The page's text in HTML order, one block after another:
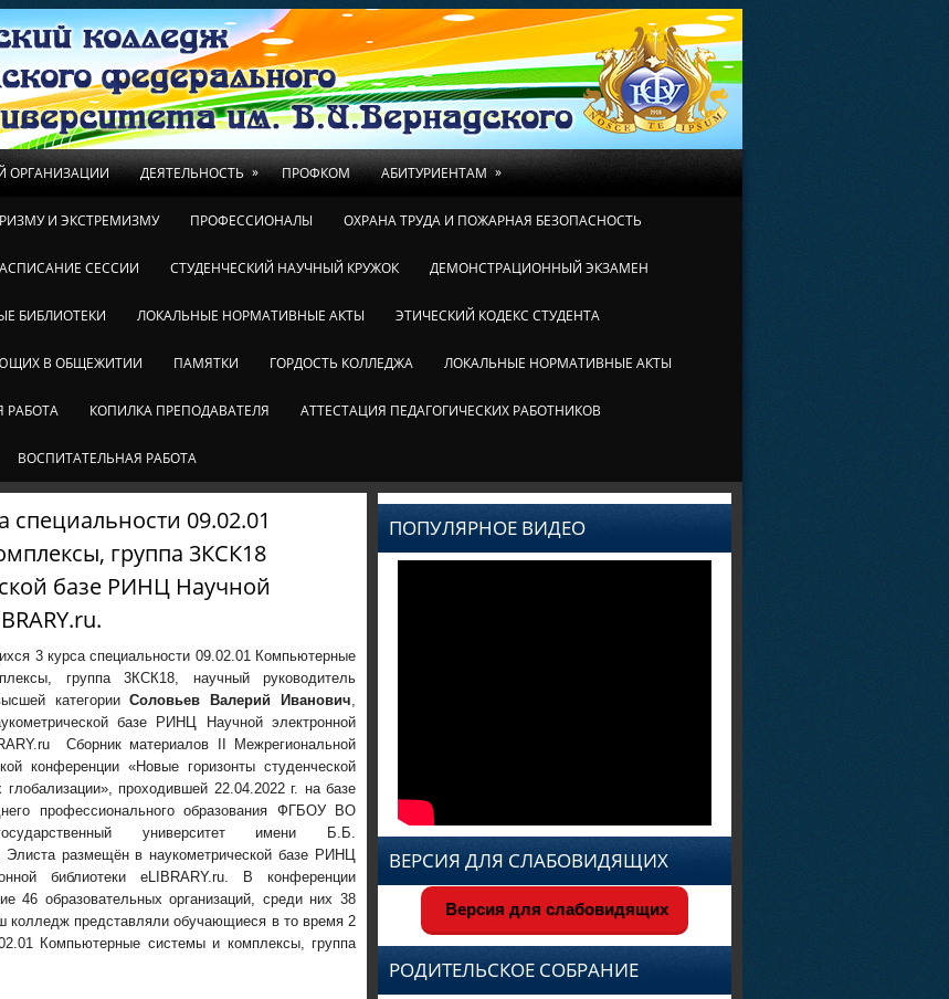
ОРГАНИЗАЦИИ ДЕЯТЕЛЬНОСТЬ » ПРОФКОМ АБИТУРИЕНТАМ »
И ЭКСТРЕМИЗМУ ПРОФЕССИОНАЛЫ ОХРАНА ТРУДА И ПОЖАРНАЯ БЕЗОПАСНОСТЬ
СЕССИИ СТУДЕНЧЕСКИЙ НАУЧНЫЙ КРУЖОК ДЕМОНСТРАЦИОННЫЙ ЭКЗАМЕН
БИБЛИОТЕКИ ЛОКАЛЬНЫЕ НОРМАТИВНЫЕ АКТЫ ЭТИЧЕСКИЙ КОДЕКС СТУДЕНТА
В ОБЩЕЖИТИИ ПАМЯТКИ ГОРДОСТЬ КОЛЛЕДЖА ЛОКАЛЬНЫЕ НОРМАТИВНЫЕ АКТЫ
РАБОТА КОПИЛКА ПРЕПОДАВАТЕЛЯ АТТЕСТАЦИЯ ПЕДАГОГИЧЕСКИХ РАБОТНИКОВ
ВОСПИТАТЕЛЬНАЯ РАБОТА
09.02.01
группа 3КСК18
базе РИНЦ Научной
3 курса специальности 09.02.01 Компьютерные
группа 3КСК18, научный руководитель
категорииСоловьев Валерий Иванович,
базе РИНЦ Научной электронной
Сборник материалов II Межрегиональной
конференции «Новые горизонты студенческой
глобализации», проходившей 22.04.2022 г. на базе
профессионального образования ФГБОУ ВО
университет имени Б.Б.
Элиста размещён в наукометрической базе РИНЦ
библиотеки eLIBRARY.ru. В конференции
46 образовательных организаций, среди них 38
колледж представляли обучающиеся в то время 2
Компьютерные системы и комплексы, группа
ПОПУЛЯРНОЕ ВИДЕО
ВЕРСИЯ ДЛЯ СЛАБОВИДЯЩИХ
Версия для слабовидящих
РОДИТЕЛЬСКОЕ СОБРАНИЕ